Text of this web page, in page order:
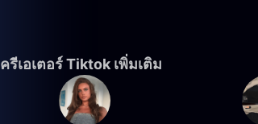
ครีเอเตอร์ Tiktok เพิ่มเติม